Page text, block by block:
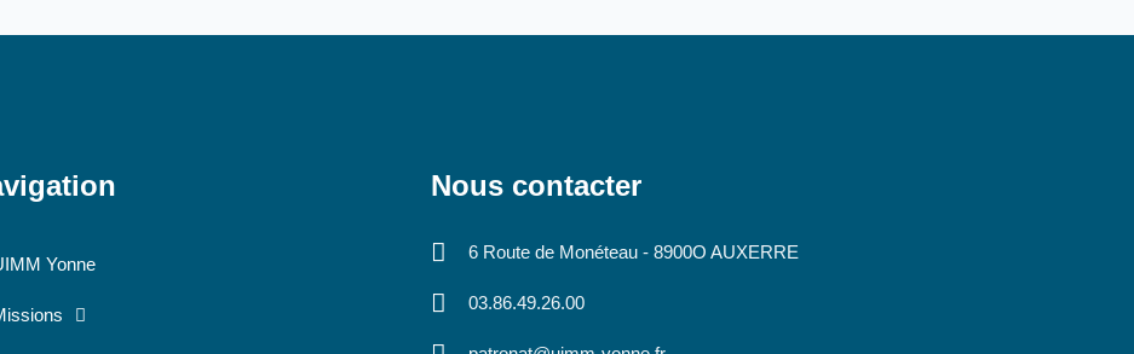
Yonne
Nous contacter
6 Route de Monéteau - 8900O AUXERRE
03.86.49.26.00